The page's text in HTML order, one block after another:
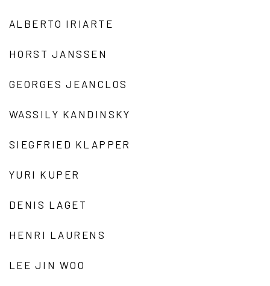
ALBERTO IRIARTE
HORST JANSSEN
GEORGES JEANCLOS
WASSILY KANDINSKY
SIEGFRIED KLAPPER
YURI KUPER
DENIS LAGET
HENRI LAURENS
LEE JIN WOO